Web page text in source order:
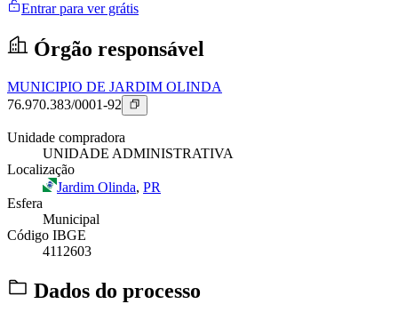
Entrar para ver grátis
Órgão responsável
MUNICIPIO DE JARDIM OLINDA
76.970.383/0001-92
Unidade compradora
UNIDADE ADMINISTRATIVA
Localização
Jardim Olinda, PR
Esfera
Municipal
Código IBGE
4112603
Dados do processo